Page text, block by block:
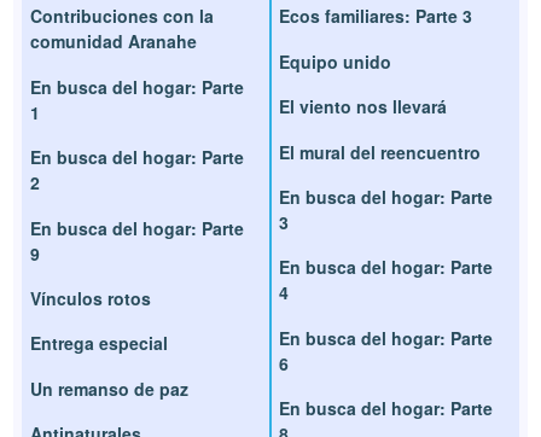
Contribuciones con la
comunidad Aranahe
En busca del hogar: Parte
1
En busca del hogar: Parte
2
En busca del hogar: Parte
9
Vínculos rotos
Entrega especial
Un remanso de paz
Ecos familiares: Parte 3
Equipo unido
El viento nos llevará
El mural del reencuentro
En busca del hogar: Parte
3
En busca del hogar: Parte
4
En busca del hogar: Parte
6
En busca del hogar: Parte